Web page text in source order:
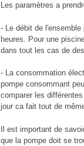
Les paramètres a
- Le débit de
heures. Pour une
dans tout les cas de
- La consommation
pompe consommant
comparer les
jour ca fait tout de
Il est important de
que la pompe doit se